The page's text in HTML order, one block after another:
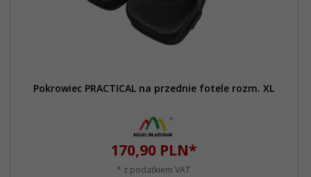
Pokrowiec PRACTICAL na przednie fotele rozm. XL
170,90 PLN*
* z podatkiem VAT